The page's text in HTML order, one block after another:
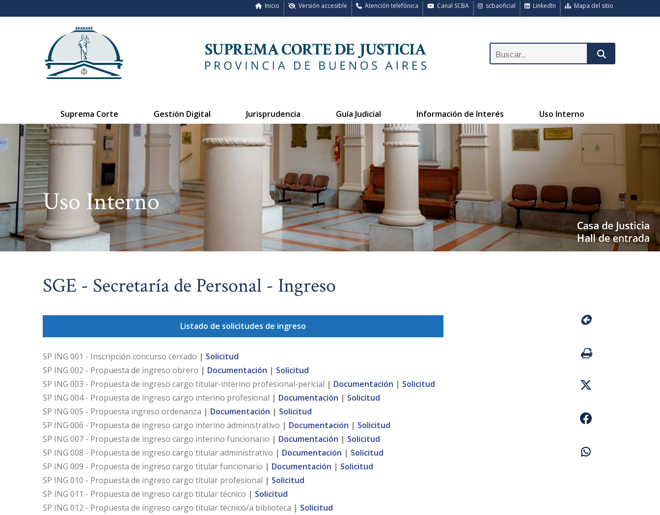
Mapa del sitio
LinkedIn
scbaoficial
Canal SCBA
Atención telefónica
Versión accesible
Inicio
Suprema Corte Gestión Digital Jurisprudencia Guía Judicial Información de Interés Uso Interno
Uso Interno
SGE - Secretaría de Personal - Ingreso
Listado de solicitudes de ingreso
SP ING 001 - Inscripción concurso cerrado | Solicitud
SP ING 002 - Propuesta de ingreso obrero | Documentación | Solicitud
SP ING 003 - Propuesta de ingreso cargo titular-interino profesional-pericial | Documentación | Solicitud
SP ING 004 - Propuesta de ingreso cargo interino profesional | Documentación | Solicitud
SP ING 005 - Propuesta ingreso ordenanza | Documentación | Solicitud
SP ING 006 - Propuesta de ingreso cargo interino administrativo | Documentación | Solicitud
SP ING 007 - Propuesta de ingreso cargo interino funcionario | Documentación | Solicitud
SP ING 008 - Propuesta de ingreso cargo titular administrativo | Documentación | Solicitud
SP ING 009 - Propuesta de ingreso cargo titular funcionario | Documentación | Solicitud
SP ING 010 - Propuesta de ingreso cargo titular profesional | Solicitud
SP ING 011 - Propuesta de ingreso cargo titular técnico | Solicitud
SP ING 012 - Propuesta de ingreso cargo titular técnico/a biblioteca | Solicitud